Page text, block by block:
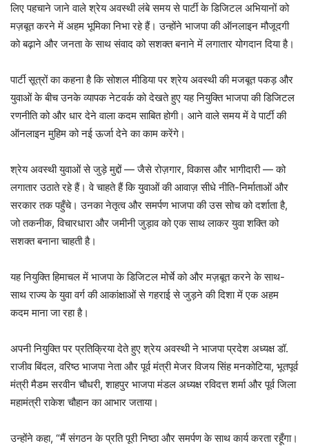
लिए पहचाने जाने वाले श्रेय अवस्थी लंबे समय से पार्टी के डिजिटल अभियानों को
मज़बूत करने में अहम भूमिका निभा रहे हैं। उन्होंने भाजपा की ऑनलाइन मौजूदगी
को बढ़ाने और जनता के साथ संवाद को सशक्त बनाने में लगातार योगदान दिया है।
पार्टी सूत्रों का कहना है कि सोशल मीडिया पर श्रेय अवस्थी की मजबूत पकड़ और
युवाओं के बीच उनके व्यापक नेटवर्क को देखते हुए यह नियुक्ति भाजपा की डिजिटल
रणनीति को और धार देने वाला कदम साबित होगी। आने वाले समय में वे पार्टी की
ऑनलाइन मुहिम को नई ऊर्जा देने का काम करेंगे।
श्रेय अवस्थी युवाओं से जुड़े मुद्दों — जैसे रोज़गार, विकास और भागीदारी — को
लगातार उठाते रहे हैं। वे चाहते हैं कि युवाओं की आवाज़ सीधे नीति-निर्माताओं और
सरकार तक पहुँचे। उनका नेतृत्व और समर्पण भाजपा की उस सोच को दर्शाता है,
जो तकनीक, विचारधारा और जमीनी जुड़ाव को एक साथ लाकर युवा शक्ति को
सशक्त बनाना चाहती है।
यह नियुक्ति हिमाचल में भाजपा के डिजिटल मोर्चे को और मज़बूत करने के साथ-
साथ राज्य के युवा वर्ग की आकांक्षाओं से गहराई से जुड़ने की दिशा में एक अहम
कदम माना जा रहा है।
अपनी नियुक्ति पर प्रतिक्रिया देते हुए श्रेय अवस्थी ने भाजपा प्रदेश अध्यक्ष डॉ.
राजीव बिंदल, वरिष्ठ भाजपा नेता और पूर्व मंत्री मेजर विजय सिंह मनकोटिया, भूतपूर्व
मंत्री मैडम सरवीन चौधरी, शाहपुर भाजपा मंडल अध्यक्ष रविदत्त शर्मा और पूर्व जिला
महामंत्री राकेश चौहान का आभार जताया।
उन्होंने कहा, “मैं संगठन के प्रति पूरी निष्ठा और समर्पण के साथ कार्य करता रहूँगा।